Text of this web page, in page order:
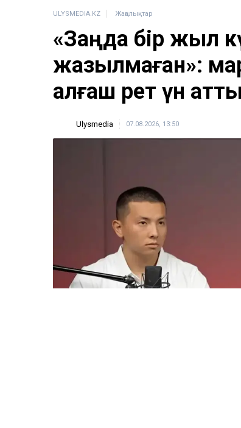
Жаңалықтар
«Заңда бір жыл
жазылмаған»:
алғаш рет үн қатты